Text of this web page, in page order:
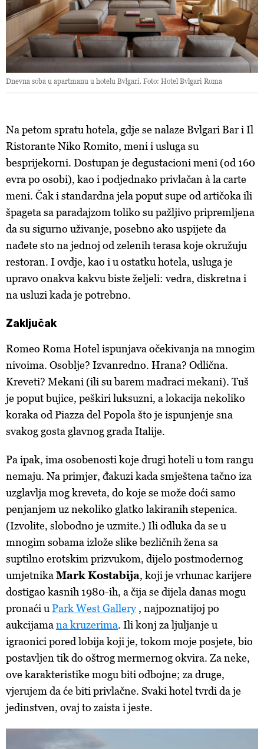
Dnevna soba u apartmanu u hotelu Bvlgari. Foto: Hotel Bvlgari Roma
Na petom spratu hotela, gdje se nalaze Bvlgari Bar i Il
Ristorante Niko Romito, meni i usluga su
besprijekorni. Dostupan je degustacioni meni (od 160
evra po osobi), kao i podjednako privlačan à la carte
meni. Čak i standardna jela poput supe od artičoka ili
špageta sa paradajzom toliko su pažljivo pripremljena
da su sigurno uživanje, posebno ako uspijete da
nađete sto na jednoj od zelenih terasa koje okružuju
restoran. I ovdje, kao i u ostatku hotela, usluga je
upravo onakva kakvu biste željeli: vedra, diskretna i
na usluzi kada je potrebno.
Zaključak
Romeo Roma Hotel ispunjava očekivanja na mnogim
nivoima. Osoblje? Izvanredno. Hrana? Odlična.
Kreveti? Mekani (ili su barem madraci mekani). Tuš
je poput bujice, peškiri luksuzni, a lokacija nekoliko
koraka od Piazza del Popola što je ispunjenje sna
svakog gosta glavnog grada Italije.
Pa ipak, ima osobenosti koje drugi hoteli u tom rangu
nemaju. Na primjer, đakuzi kada smještena tačno iza
uzglavlja mog kreveta, do koje se može doći samo
penjanjem uz nekoliko glatko lakiranih stepenica.
(Izvolite, slobodno je uzmite.) Ili odluka da se u
mnogim sobama izlože slike bezličnih žena sa
suptilno erotskim prizvukom, dijelo postmodernog
umjetnika Mark Kostabija, koji je vrhunac karijere
dostigao kasnih 1980-ih, a čija se dijela danas mogu
pronaći u Park West Gallery, najpoznatijoj po
aukcijama na kruzerima. Ili konj za ljuljanje u
igraonici pored lobija koji je, tokom moje posjete, bio
postavljen tik do oštrog mermernog okvira. Za neke,
ove karakteristike mogu biti odbojne; za druge,
vjerujem da će biti privlačne. Svaki hotel tvrdi da je
jedinstven, ovaj to zaista i jeste.